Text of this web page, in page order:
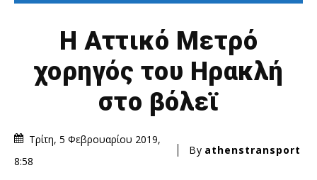
Η Αττικό Μετρό
χορηγός του Ηρακλή
στο βόλεϊ
Τρίτη, 5 Φεβρουαρίου 2019,
8:58
By athenstransport